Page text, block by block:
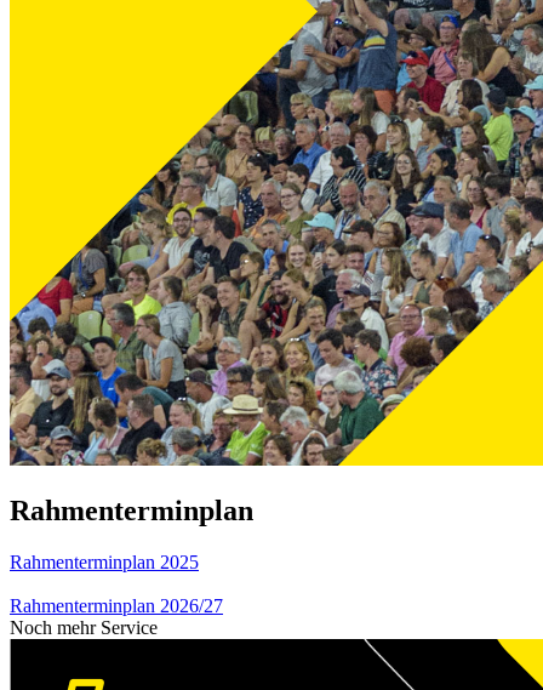
Rahmenterminplan
Rahmenterminplan 2025
Rahmenterminplan 2026/27
Noch mehr Service